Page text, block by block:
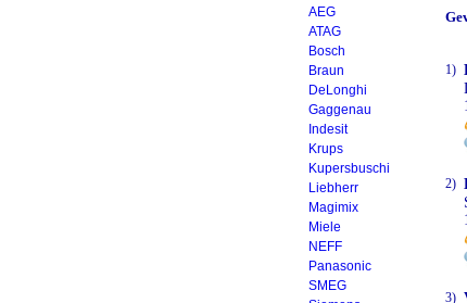
AEG
ATAG
Bosch
Braun
DeLonghi
Gaggenau
Indesit
Krups
Kupersbuschi
Liebherr
Magimix
Miele
NEFF
Panasonic
SMEG
1)
2)
3)